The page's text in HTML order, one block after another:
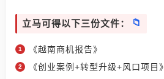
立马可得以下三份文件：
《越南商机报告》
《创业案例+转型升级+风口项目》